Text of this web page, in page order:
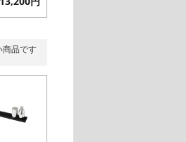
商品です